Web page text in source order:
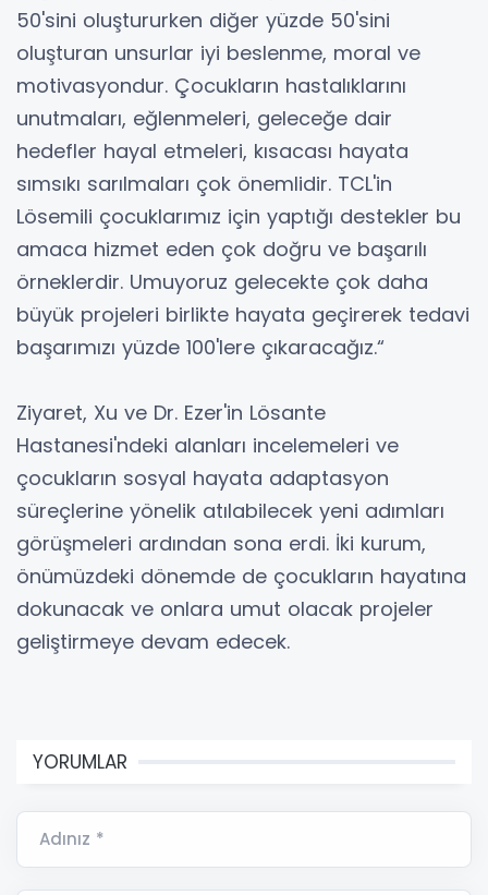
50'sini oluştururken diğer yüzde 50'sini
oluşturan unsurlar iyi beslenme, moral ve
motivasyondur. Çocukların hastalıklarını
unutmaları, eğlenmeleri, geleceğe dair
hedefler hayal etmeleri, kısacası hayata
sımsıkı sarılmaları çok önemlidir. TCL'in
Lösemili çocuklarımız için yaptığı destekler bu
amaca hizmet eden çok doğru ve başarılı
örneklerdir. Umuyoruz gelecekte çok daha
büyük projeleri birlikte hayata geçirerek tedavi
başarımızı yüzde 100'lere çıkaracağız.“
Ziyaret, Xu ve Dr. Ezer'in Lösante
Hastanesi'ndeki alanları incelemeleri ve
çocukların sosyal hayata adaptasyon
süreçlerine yönelik atılabilecek yeni adımları
görüşmeleri ardından sona erdi. İki kurum,
önümüzdeki dönemde de çocukların hayatına
dokunacak ve onlara umut olacak projeler
geliştirmeye devam edecek.
YORUMLAR
Adınız *